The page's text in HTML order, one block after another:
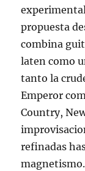
propuesta
combina
laten como
tanto la
Emperor
Country,
refinadas